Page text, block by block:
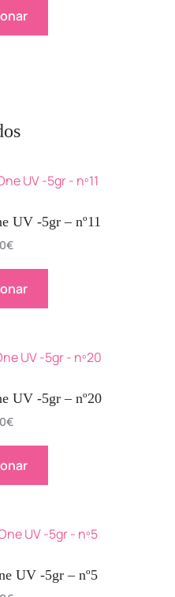
UV -5gr – nº11
€
UV -5gr – nº20
€
UV -5gr – nº5